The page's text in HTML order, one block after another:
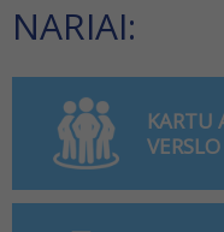
NARIAI:
KARTU